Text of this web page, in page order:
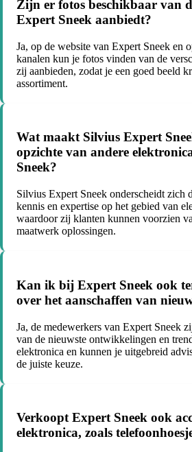
Zijn er fotos beschikbaar van
Expert Sneek aanbiedt?
Ja, op de website van Expert Sneek en
kanalen kun je fotos vinden van de
zij aanbieden, zodat je een goed beeld
assortiment.
Wat maakt Silvius Expert
opzichte van andere
Sneek?
Silvius Expert Sneek onderscheidt zich
kennis en expertise op het gebied van
waardoor zij klanten kunnen voorzien
maatwerk oplossingen.
Kan ik bij Expert Sneek ook
over het aanschaffen van
Ja, de medewerkers van Expert Sneek
van de nieuwste ontwikkelingen en
elektronica en kunnen je uitgebreid
de juiste keuze.
Verkoopt Expert Sneek ook
elektronica, zoals